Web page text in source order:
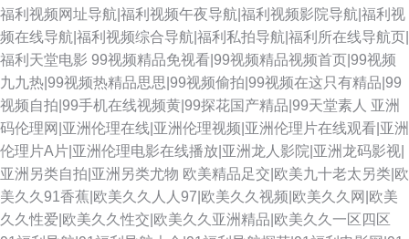
福利视频网址导航|福利视频午夜导航|福利视频影院导航|福利视
频在线导航|福利视频综合导航|福利私拍导航|福利所在线导航页|
福利天堂电影 99视频精品免视看|99视频精品视频首页|99视频
九九热|99视频热精品思思|99视频偷拍|99视频在这只有精品|99
视频自拍|99手机在线视频黄|99探花国产精品|99天堂素人 亚洲
码伦理网|亚洲伦理在线|亚洲伦理视频|亚洲伦理片在线观看|亚洲
伦理片A片|亚洲伦理电影在线播放|亚洲龙人影院|亚洲龙码影视|
亚洲另类自拍|亚洲另类尤物 欧美精品足交|欧美九十老太另类|欧
美久久91香蕉|欧美久久人人97|欧美久久视频|欧美久久网|欧美
久久性爱|欧美久久性交|欧美久久亚洲精品|欧美久久一区四区